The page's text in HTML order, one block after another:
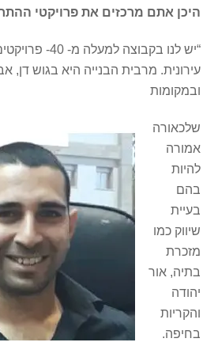
היכן אתם מרכזים את פרויקטי
“יש לנו בקבוצה
עירונית. מרבית הבנייה היא בגוש דן,
ובמקומות
שלכאורה
אמורה
להיות
בהם
בעיית
שיווק כמו
מזכרת
בתיה, אור
יהודה
והקריות
בחיפה.